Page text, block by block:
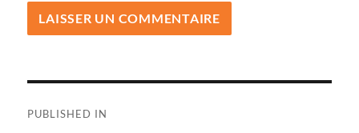
PUBLISHED IN